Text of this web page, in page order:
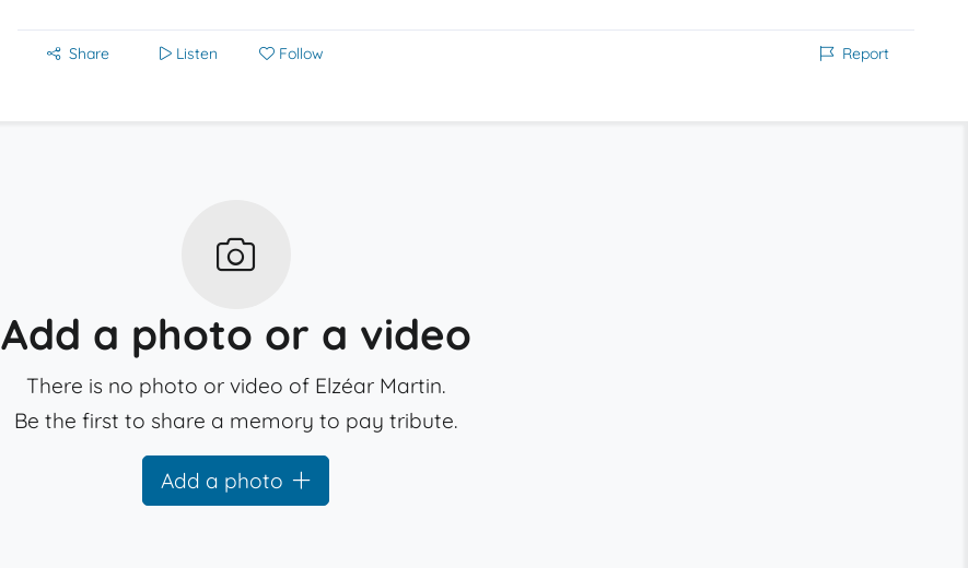
Share Listen Follow Report
Add a photo or a video
There is no photo or video of Elzéar Martin.
Be the first to share a memory to pay tribute.
Add a photo